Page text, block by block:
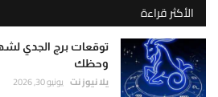
الأكثر قراءة
وحظك
يلا نيوز نت يونيو 30, 2026